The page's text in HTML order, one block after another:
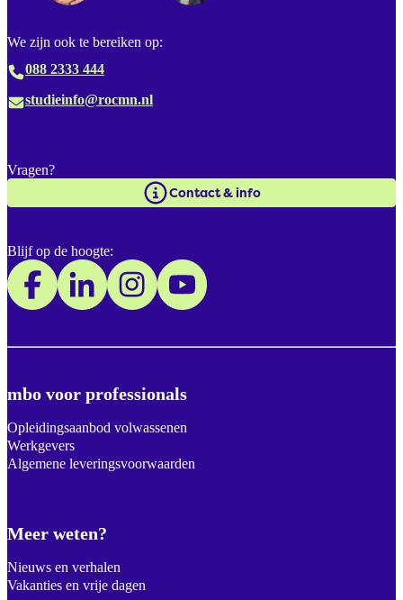
We zijn ook te bereiken op:
088 2333 444
studieinfo@rocmn.nl
mbo voor professionals
Opleidingsaanbod volwassenen
Werkgevers
Algemene leveringsvoorwaarden
Meer weten?
Nieuws en verhalen
Vakanties en vrije dagen
Vragen?
Contact & info
Blijf op de hoogte: